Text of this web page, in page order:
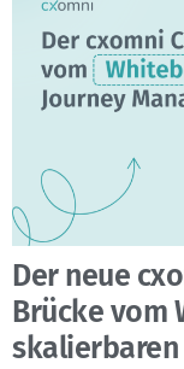
Der neue
Brücke vom
skalierbaren